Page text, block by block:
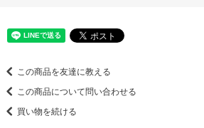
この商品を友達に教える
この商品について問い合わせる
買い物を続ける